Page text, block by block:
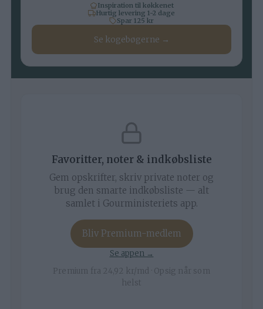
Inspiration til køkkenet
Hurtig levering 1-2 dage
Spar 125 kr
Se kogebøgerne →
Favoritter, noter & indkøbsliste
Gem opskrifter, skriv private noter og
brug den smarte indkøbsliste — alt
samlet i Gourministeriets app.
Bliv Premium-medlem
Se appen →
Premium fra 24,92 kr/md · Opsig når som
helst